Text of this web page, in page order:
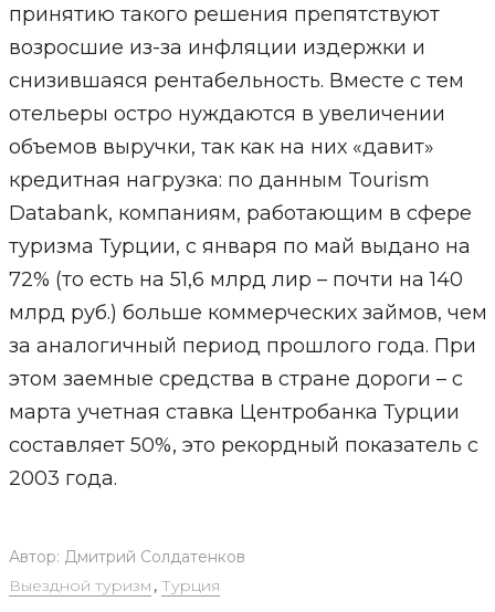
принятию такого решения препятствуют
возросшие из-за инфляции издержки и
снизившаяся рентабельность. Вместе с тем
отельеры остро нуждаются в увеличении
объемов выручки, так как на них «давит»
кредитная нагрузка: по данным Tourism
Databank, компаниям, работающим в сфере
туризма Турции, с января по май выдано на
72% (то есть на 51,6 млрд лир – почти на 140
млрд руб.) больше коммерческих займов, чем
за аналогичный период прошлого года. При
этом заемные средства в стране дороги – с
марта учетная ставка Центробанка Турции
составляет 50%, это рекордный показатель с
2003 года.
Автор: Дмитрий Солдатенков
Выездной туризм , Турция